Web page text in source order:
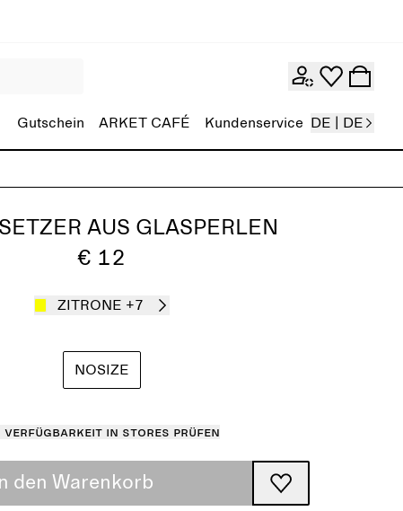
Gutschein ARKET CAFÉ Kundenservice DE | DE
AUS GLASPERLEN
€ 12
ZITRONE +7
NOSIZE
Verfügbarkeit in Stores prüfen
In den Warenkorb